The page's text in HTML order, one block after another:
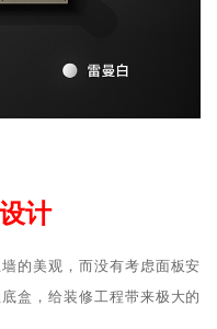
计
的美观，而没有考虑面板安
盒，给装修工程带来极大的